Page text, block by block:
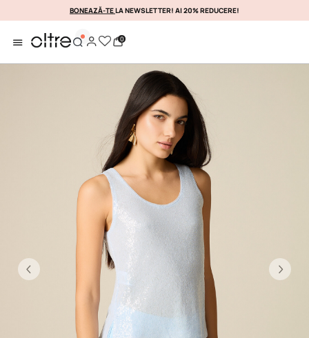
PROFITAȚI DE EA IMEDIATA
BONEAZĂ-TELA NEWSLETTER! AI 20% REDUCERE!
0
Previous